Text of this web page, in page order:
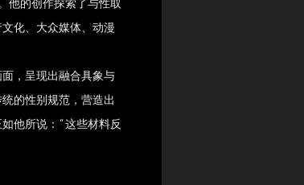
化、大众媒体、动漫
，呈现出融合具象与
的性别规范，营造出
他所说： “这些材料反